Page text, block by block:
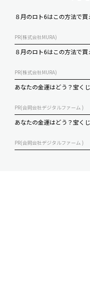
８月のロト6はこの方法で
PR(株式会社MURA)
８月のロト6はこの方法で
PR(株式会社MURA)
あなたの金運はどう？宝く
PR(合同会社デジタルファーム )
あなたの金運はどう？宝く
PR(合同会社デジタルファーム )